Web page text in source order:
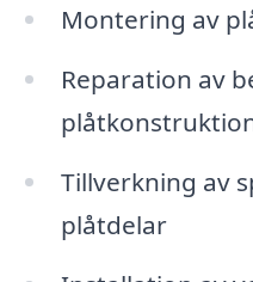
Montering av
Reparation av
Tillverkning av
plåtdelar